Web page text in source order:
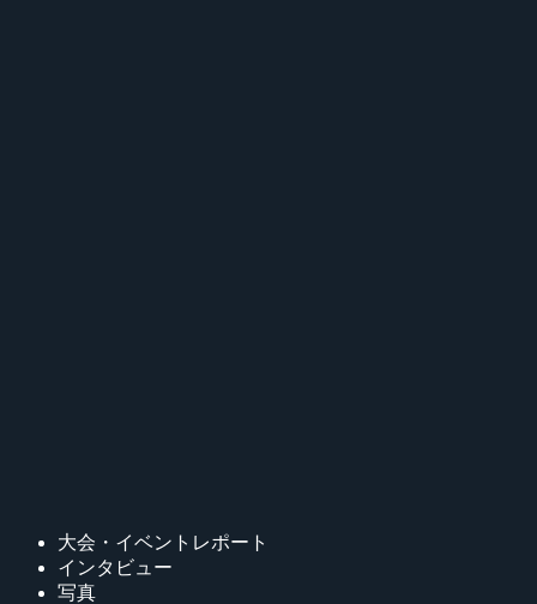
大会・イベントレポート
インタビュー
写真